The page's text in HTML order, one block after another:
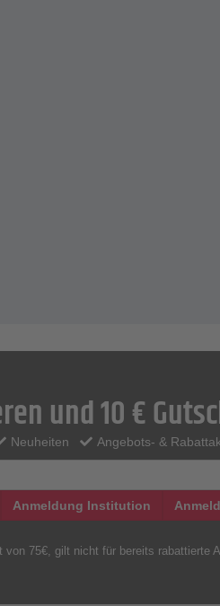
und 10 €
Neuheiten Angebots- &
Anmeldung Institution
von 75€, gilt nicht für bereits rabattierte